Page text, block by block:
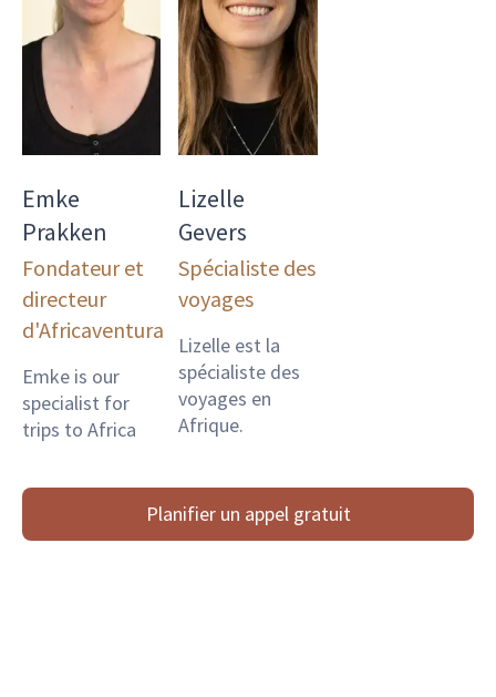
Emke
Prakken
Fondateur et
directeur
d'Africaventura
Emke is our
specialist for
trips to Africa
Lizelle
Gevers
Spécialiste des
voyages
Lizelle est la
spécialiste des
voyages en
Afrique.
Planifier un appel gratuit